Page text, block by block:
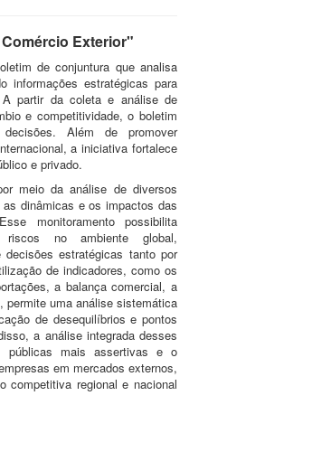
Exterior"
de conjuntura que analisa
informações estratégicas para
A partir da coleta e análise de
e competitividade, o boletim
Além de promover
a iniciativa fortalece
e privado.
meio da análise de diversos
dinâmicas e os impactos das
monitoramento possibilita
riscos no ambiente global,
estratégicas tanto por
de indicadores, como os
a balança comercial, a
uma análise sistemática
de desequilíbrios e pontos
a análise integrada desses
públicas mais assertivas e o
em mercados externos,
competitiva regional e nacional